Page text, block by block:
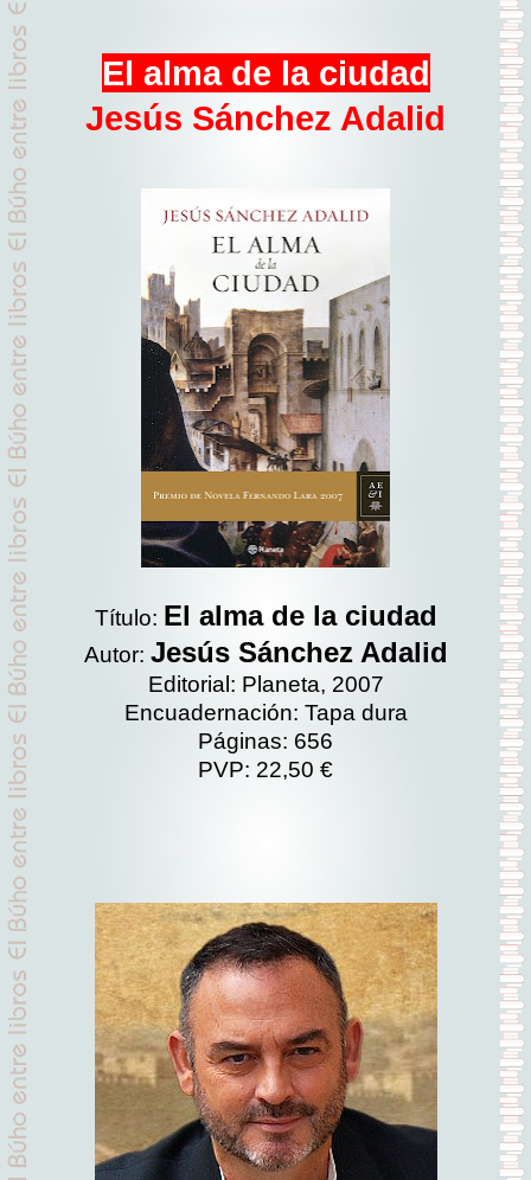
El alma de la ciudad
Jesús Sánchez Adalid
Título: El alma de la ciudad
Autor: Jesús Sánchez Adalid
Editorial: Planeta, 2007
Encuadernación: Tapa dura
Páginas: 656
PVP: 22,50 €